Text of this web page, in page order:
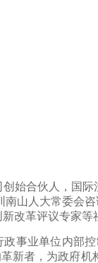
始合伙人，国际
山人大常委会
改革评议专家等
事业单位内部
新者，为政府机